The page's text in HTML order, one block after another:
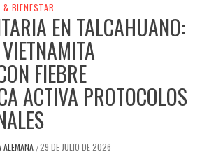
& BIENESTAR
EN TALCAHUANO:
FIEBRE
ACTIVA PROTOCOLOS
/29 DE JULIO DE 2026